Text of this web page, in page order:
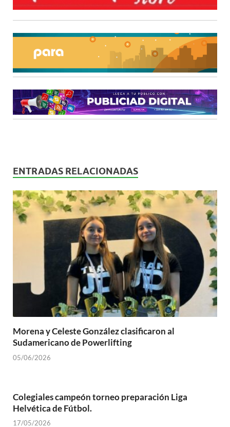
ENTRADAS RELACIONADAS
Morena y Celeste González clasificaron al
Sudamericano de Powerlifting
05/06/2026
Colegiales campeón torneo preparación Liga
Helvética de Fútbol.
17/05/2026